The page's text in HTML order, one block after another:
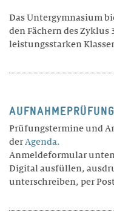
LEISTUNGEN
RÄUME
FREIZEIT
TARIFE
Theresianum
ÜBER UNS
Das Untergymnasium
den Fächern des Zyklus
leistungsstarken
Prüfungstermine und
derAgenda.
Anmeldeformular
Digital ausfüllen,
unterschreiben, per